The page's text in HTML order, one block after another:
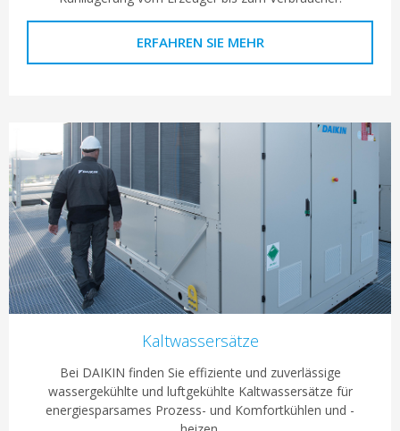
ERFAHREN SIE MEHR
Kaltwassersätze
Bei DAIKIN finden Sie effiziente und zuverlässige
wassergekühlte und luftgekühlte Kaltwassersätze für
energiesparsames Prozess- und Komfortkühlen und -